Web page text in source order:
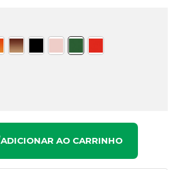
ADICIONAR AO CARRINHO